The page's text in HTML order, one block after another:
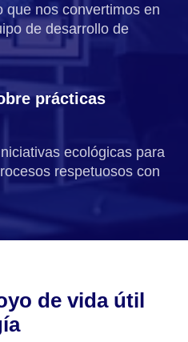
que nos convertimos en
de desarrollo de
prácticas
ecológicas para
respetuosos con
de vida útil